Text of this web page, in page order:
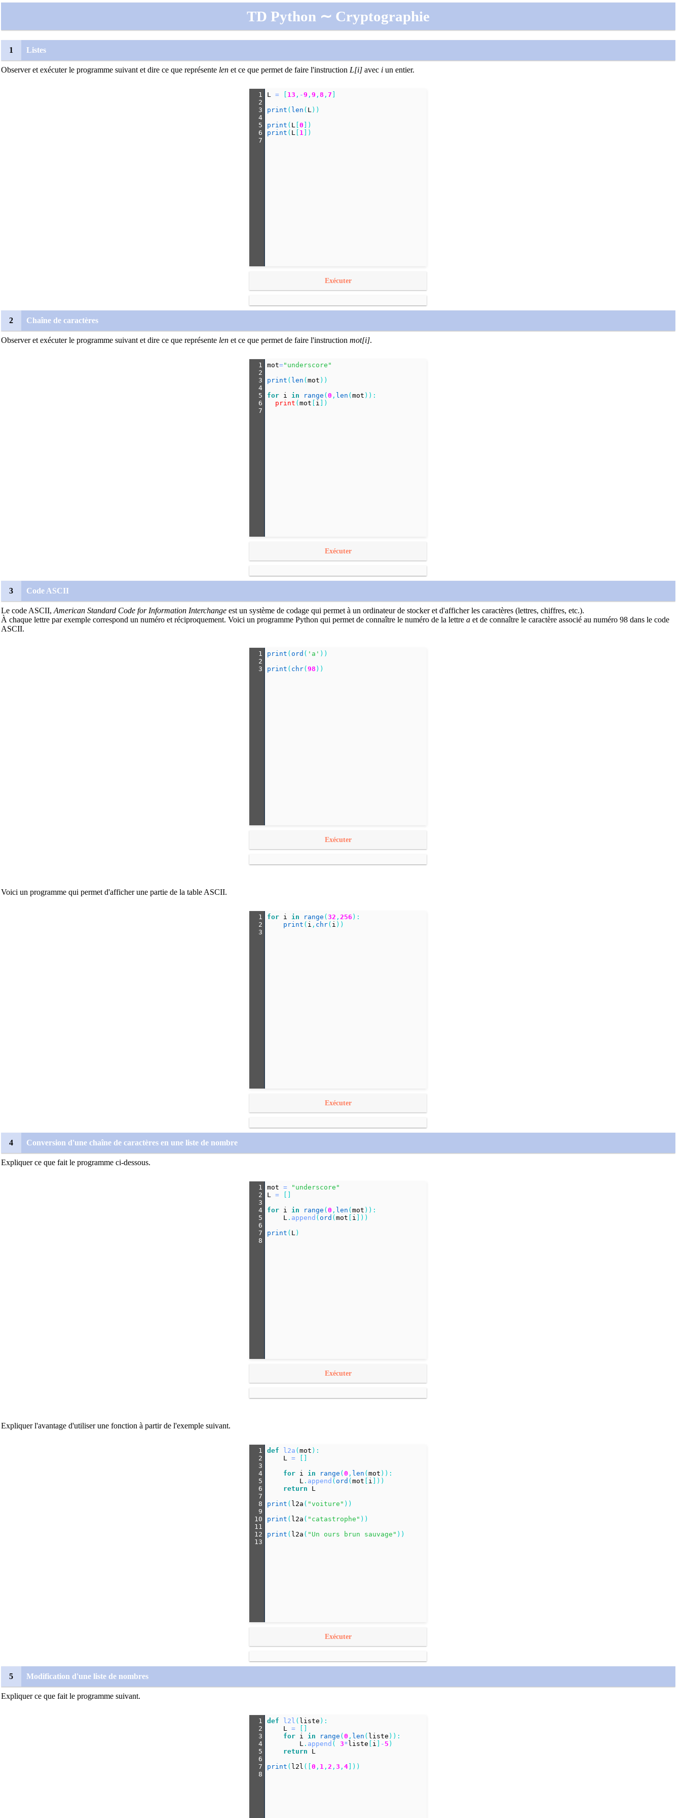
TD Python ∼ Cryptographie
1 Listes
Observer et exécuter le programme suivant et dire ce que représente len et ce que permet de faire l'instruction L[i] avec i un entier.
1 L = 13 , -9 ,9 ,8 ,7
2
3
print ( len ( L))
4
5
print ( L [0 ])
6
print ( L 1 ])
7
Exécuter
2 Chaîne de caractères
Observer et exécuter le programme suivant et dire ce que représente len et ce que permet de faire l'instruction mot[i].
1 mot="underscore"
2
3
print ( len (mot ))
4
5
for i in range (0 , len (mot )):
6
print (mot i ])
7
Exécuter
3 Code ASCII
Le code ASCII, American Standard Code for Information Interchange est un système de codage qui permet à un ordinateur de stocker et d'afficher les caractères (lettres, chiffres, etc.).
À chaque lettre par exemple correspond un numéro et réciproquement. Voici un programme Python qui permet de connaître le numéro de la lettre a et de connaître le caractère associé au numéro 98 dans le code
ASCII.
1 print (ord ( 'a' ))
2
3
print ( chr(98 ))
Exécuter
Voici un programme qui permet d'afficher une partie de la table ASCII.
1 for i in range (32 ,256 ):
2
print ( i , chr( i ))
3
Exécuter
4 Conversion d'une chaîne de caractères en une liste de nombre
Expliquer ce que fait le programme ci-dessous.
1 mot =
"underscore"
2
L =
3
4
for i in range (0 , len (mot )):
5
L . append (ord (mot i ]))
6
7
print ( L)
8
Exécuter
Expliquer l'avantage d'utiliser une fonction à partir de l'exemple suivant.
1 def l2a (mot ):
2
L =
3
4
for i in range (0 , len (mot )):
5
L . append (ord (mot i ]))
6
return
L
7
8
print ( l2a ( "voiture" ))
9
10
print ( l2a ( "catastrophe" ))
11
12
print ( l2a ( "Un ours brun sauvage" ))
13
Exécuter
5 Modification d'une liste de nombres
Expliquer ce que fait le programme suivant.
1 def l2l ( liste ):
2
L =
3
for i in range (0 , len ( liste )):
4
L . append ( 3* liste i - 5 )
5
return
L
6
7
print ( l2l ([0 , 1 ,2 ,3 ,4 ]))
8